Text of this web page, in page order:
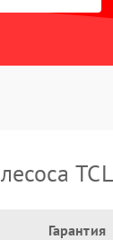
TCL
Гарантия